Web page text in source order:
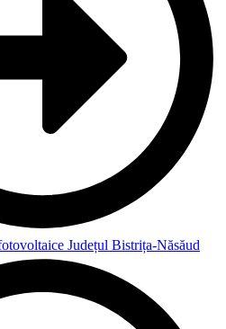
Județul Bistrița-Năsăud